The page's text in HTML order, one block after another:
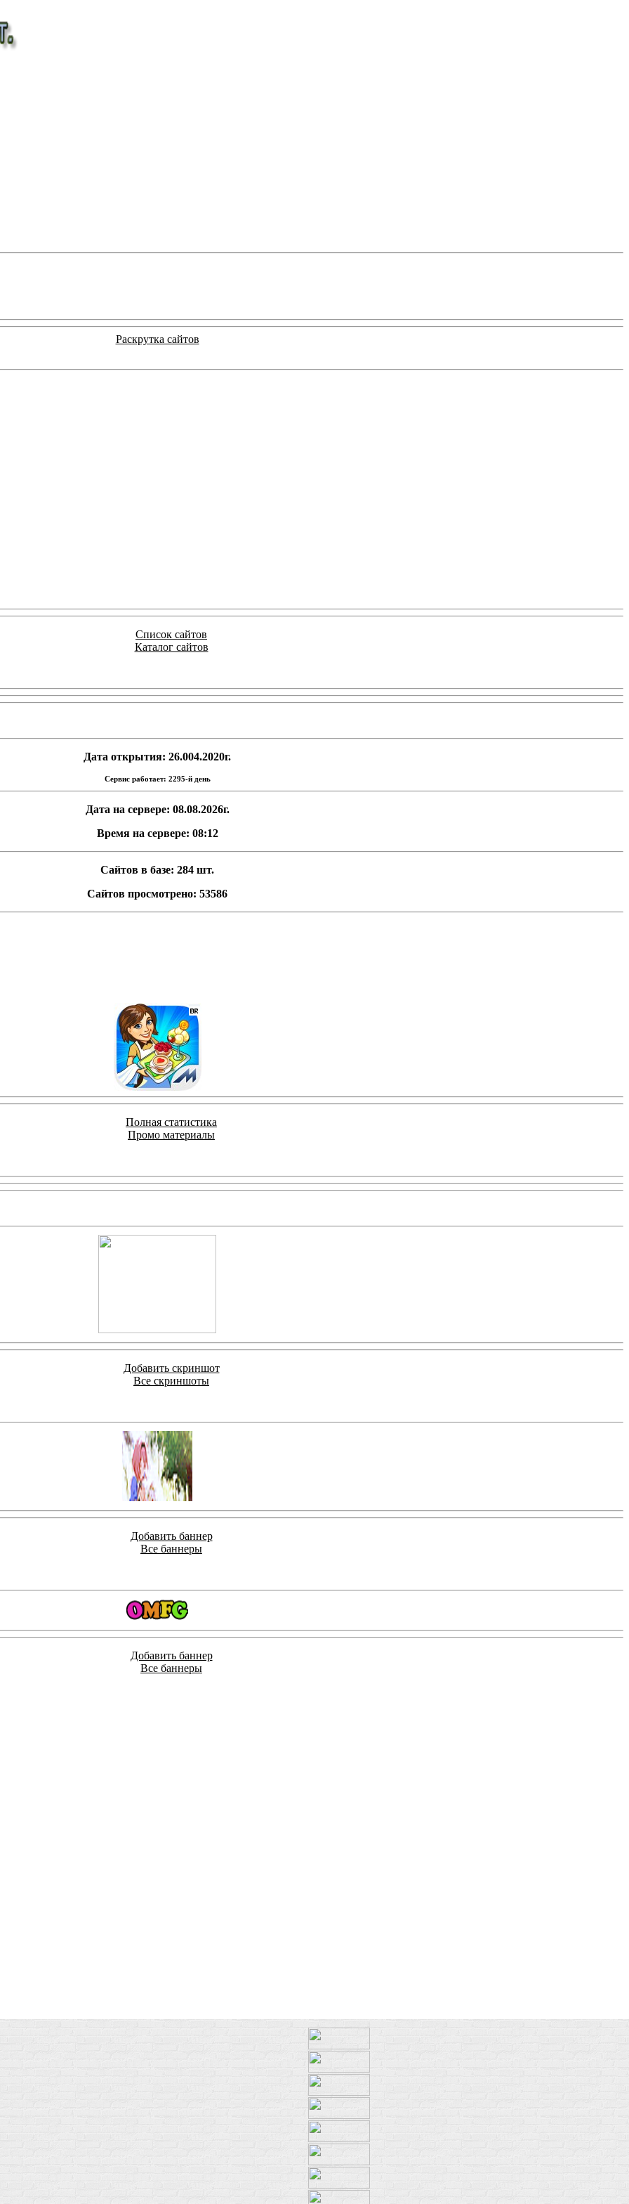
Раскрутка сайтов
Список сайтов
Каталог сайтов
Дата открытия: 26.004.2020г.
Сервис работает: 2295-й день
Дата на сервере: 08.08.2026г.
Время на сервере: 08:12
Сайтов в базе: 284 шт.
Сайтов просмотрено: 53586
Полная статистика
Промо материалы
Добавить скриншот
Все скриншоты
Добавить баннер
Все баннеры
Добавить баннер
Все баннеры